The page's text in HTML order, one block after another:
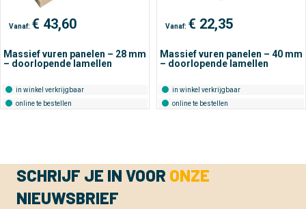
Vanaf: € 43,60
Massief vuren panelen – 28 mm
– doorlopende lamellen
in winkel verkrijgbaar
online te bestellen
Vanaf: € 22,35
Massief vuren panelen – 40 mm
– doorlopende lamellen
in winkel verkrijgbaar
online te bestellen
SCHRIJF JE IN VOOR ONZE
NIEUWSBRIEF